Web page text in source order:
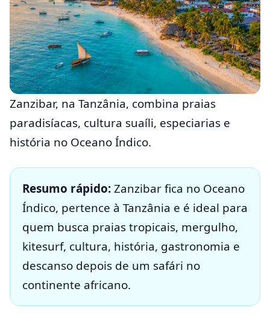
Zanzibar, na Tanzânia, combina praias
paradisíacas, cultura suaíli, especiarias e
história no Oceano Índico.
Resumo rápido:Zanzibar fica no Oceano
Índico, pertence à Tanzânia e é ideal para
quem busca praias tropicais, mergulho,
kitesurf, cultura, história, gastronomia e
descanso depois de um safári no
continente africano.